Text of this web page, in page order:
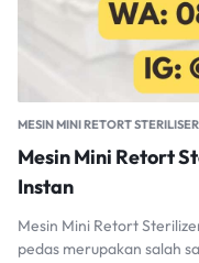
MESIN MINI RETORT STERILISER
Mesin Mini Retort
Instan
Mesin Mini Retort
pedas merupakan salah